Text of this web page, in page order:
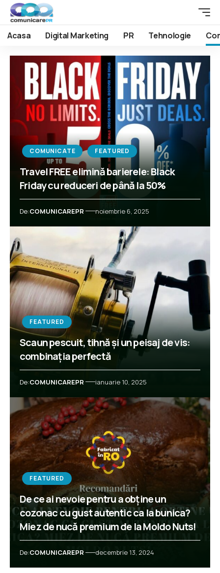
Acasa Digital Marketing PR Tehnologie
COMUNICATE FEATURED
Travel FREE elimină barierele: Black
Friday cu reduceri de până la 50%
De:COMUNICAREPR noiembrie 6, 2025
FEATURED
Scaun pescuit, tihnă și un peisaj de vis:
combinația perfectă
De:COMUNICAREPR ianuarie 10, 2025
FEATURED
De ce ai nevoie pentru a obține un
cozonac cu gust autentic ca la bunica?
Miez de nucă premium de la Moldo Nuts!
De:COMUNICAREPR decembrie 13, 2024